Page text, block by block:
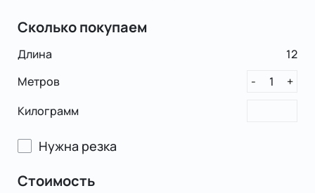
Сколько покупаем
Длина
12
Метров
- 1
+
Килограмм
Нужна резка
Стоимость